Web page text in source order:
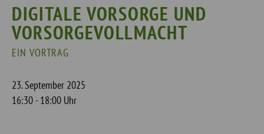
DIGITALE VORSORGE UND
VORSORGEVOLLMACHT
EIN VORTRAG
23. September 2025
16:30 - 18:00 Uhr